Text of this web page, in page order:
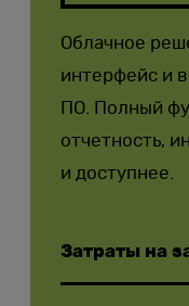
Облачное
интерфейс и
ПО. Полный
отчетность,
и доступнее.
Затраты на